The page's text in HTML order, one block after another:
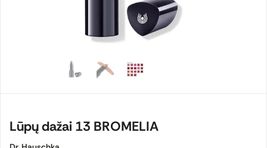
Lūpų dažai 13 BROMELIA